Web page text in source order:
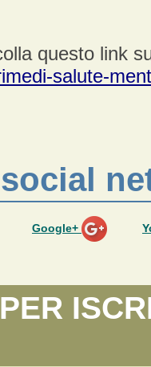
questo link
salute-
Google+